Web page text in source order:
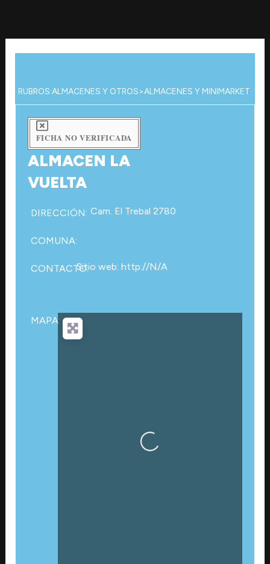
contenido
RUBROS:ALMACENES Y OTROS>ALMACENES Y MINIMARKET
FICHA NO VERIFICADA
ALMACEN LA
VUELTA
DIRECCIÓN: Cam. El Trebal 2780
COMUNA:
CONTACTO:Sitio web: http://N/A
MAPA:
Cargando…